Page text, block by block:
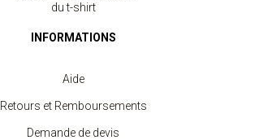
du t-shirt
INFORMATIONS
Aide
Retours et Remboursements
Demande de devis